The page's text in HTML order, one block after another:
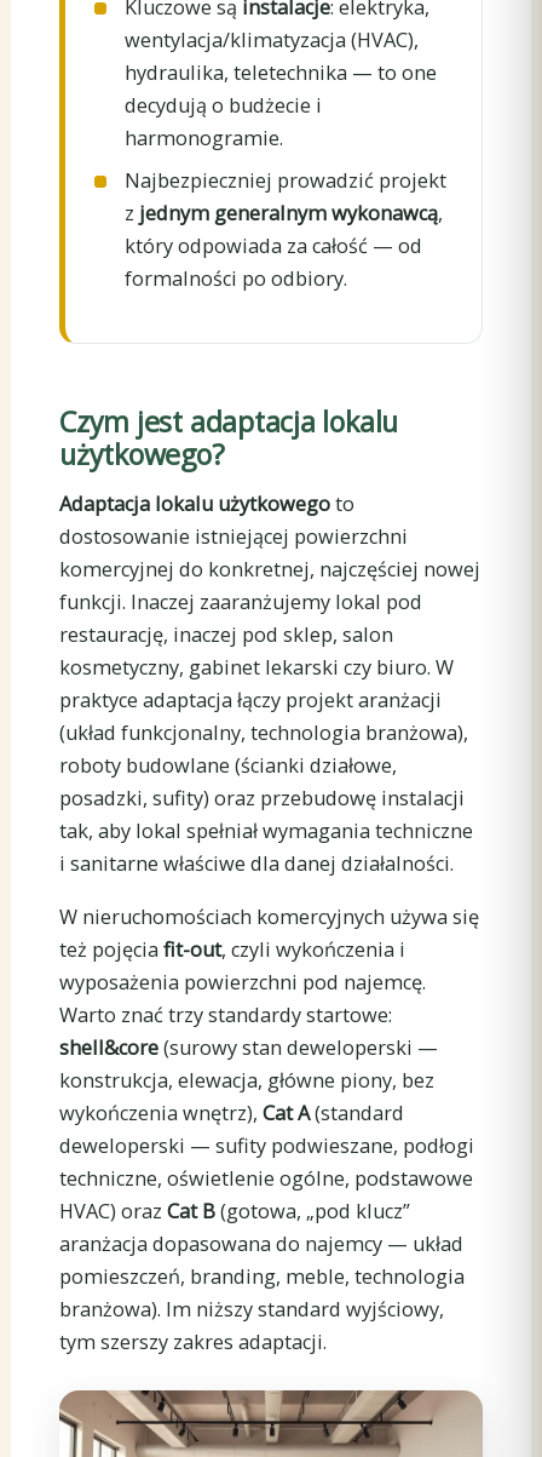
Kluczowe są instalacje: elektryka,
wentylacja/klimatyzacja (HVAC),
hydraulika, teletechnika — to one
decydują o budżecie i
harmonogramie.
Najbezpieczniej prowadzić projekt
z jednym generalnym wykonawcą,
który odpowiada za całość — od
formalności po odbiory.
Czym jest adaptacja lokalu
użytkowego?
Adaptacja lokalu użytkowegoto
dostosowanie istniejącej powierzchni
komercyjnej do konkretnej, najczęściej nowej
funkcji. Inaczej zaaranżujemy lokal pod
restaurację, inaczej pod sklep, salon
kosmetyczny, gabinet lekarski czy biuro. W
praktyce adaptacja łączy projekt aranżacji
(układ funkcjonalny, technologia branżowa),
roboty budowlane (ścianki działowe,
posadzki, sufity) oraz przebudowę instalacji
tak, aby lokal spełniał wymagania techniczne
i sanitarne właściwe dla danej działalności.
W nieruchomościach komercyjnych używa się
też pojęciafit-out, czyli wykończenia i
wyposażenia powierzchni pod najemcę.
Warto znać trzy standardy startowe:
shell&core(surowy stan deweloperski —
konstrukcja, elewacja, główne piony, bez
wykończenia wnętrz),Cat A(standard
deweloperski — sufity podwieszane, podłogi
techniczne, oświetlenie ogólne, podstawowe
HVAC) orazCat B(gotowa, „pod klucz”
aranżacja dopasowana do najemcy — układ
pomieszczeń, branding, meble, technologia
branżowa). Im niższy standard wyjściowy,
tym szerszy zakres adaptacji.